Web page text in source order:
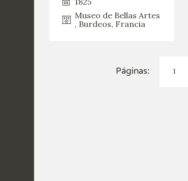
Museo de Bellas Artes
, Burdeos, Francia
Páginas: 1